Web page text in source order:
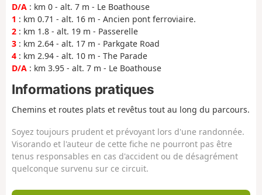
D/A : km 0 - alt. 7 m - Le Boathouse
1 : km 0.71 - alt. 16 m - Ancien pont ferroviaire.
2 : km 1.8 - alt. 19 m - Passerelle
3 : km 2.64 - alt. 17 m - Parkgate Road
4 : km 2.94 - alt. 10 m - The Parade
D/A : km 3.95 - alt. 7 m - Le Boathouse
Informations pratiques
Chemins et routes plats et revêtus tout au long du parcours.
Soyez toujours prudent et prévoyant lors d'une randonnée.
Visorando et l'auteur de cette fiche ne pourront pas être
tenus responsables en cas d'accident ou de désagrément
quelconque survenu sur ce circuit.